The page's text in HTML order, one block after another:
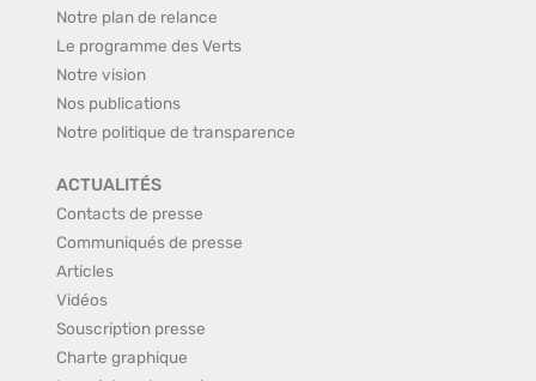
Notre plan de relance
Le programme des Verts
Notre vision
Nos publications
Notre politique de transparence
ACTUALITÉS
Contacts de presse
Communiqués de presse
Articles
Vidéos
Souscription presse
Charte graphique